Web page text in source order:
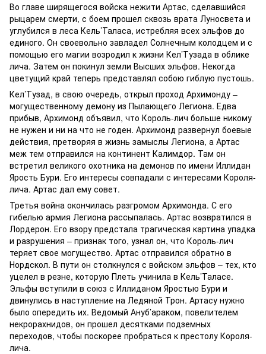
Во главе ширящегося войска нежити Артас, сделавшийся
рыцарем смерти, с боем прошел сквозь врата Луносвета и
углубился в леса Кель’Таласа, истребляя всех эльфов до
единого. Он своевольно завладел Солнечным колодцем и с
помощью его магии возродил к жизни Кел’Тузада в облике
лича. Затем он покинул земли Высших эльфов. Некогда
цветущий край теперь представлял собою гиблую пустошь.
Кел’Тузад, в свою очередь, открыл проход Архимонду –
могущественному демону из Пылающего Легиона. Едва
прибыв, Архимонд объявил, что Король-лич больше никому
не нужен и ни на что не годен. Архимонд развернул боевые
действия, претворяя в жизнь замыслы Легиона, а Артас
меж тем отправился на континент Калимдор. Там он
встретил великого охотника на демонов по имени Иллидан
Ярость Бури. Его интересы совпадали с интересами Короля-
лича. Артас дал ему совет.
Третья война окончилась разгромом Архимонда. С его
гибелью армия Легиона рассыпалась. Артас возвратился в
Лордерон. Его взору предстала трагическая картина упадка
и разрушения – признак того, узнал он, что Король-лич
теряет свое могущество. Артас отправился обратно в
Нордскол. В пути он столкнулся с войском эльфов – тех, кто
уцелел в резне, которую Плеть учинила в Кель’Таласе.
Эльфы вступили в союз с Иллиданом Яростью Бури и
двинулись в наступление на Ледяной Трон. Артасу нужно
было опередить их. Ведомый Ануб’араком, повелителем
некрорахнидов, он прошел десятками подземных
переходов, чтобы поскорее пробраться к престолу Короля-
лича.